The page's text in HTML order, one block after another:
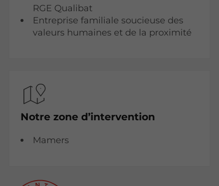
RGE Qualibat
Entreprise familiale soucieuse des
valeurs humaines et de la proximité
Notre zone d’intervention
Mamers